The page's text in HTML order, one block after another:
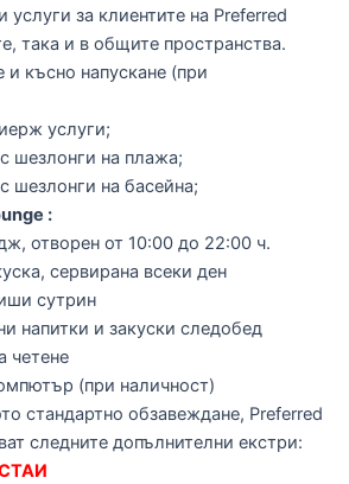
услуги за клиентите на Preferred
така и в общите пространства.
и късно напускане (при
услуги;
шезлонги на плажа;
шезлонги на басейна;
:
отворен от 10:00 до 22:00 ч.
сервирана всеки ден
сутрин
напитки и закуски следобед
четене
(при наличност)
стандартно обзавеждане, Preferred
следните допълнителни екстри:
СТАИ